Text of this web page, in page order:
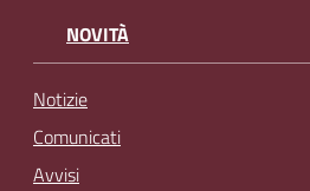
NOVITÀ
Notizie
Comunicati
Avvisi